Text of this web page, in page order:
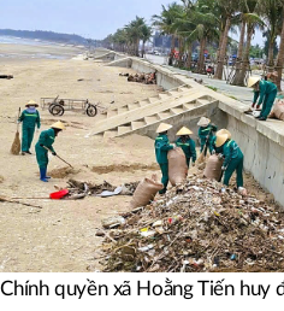
Chính quyền xã Hoằng Tiến huy